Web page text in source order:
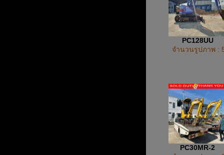
PC128UU
จำนวนรูปภาพ :
PC30MR-2